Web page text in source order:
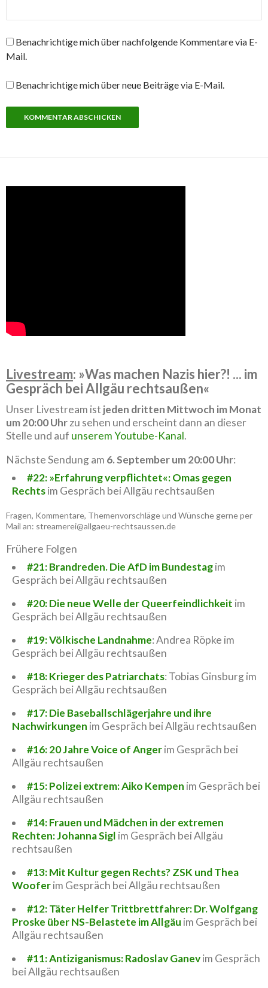
Benachrichtige mich über nachfolgende Kommentare via E-
Mail.
Benachrichtige mich über neue Beiträge via E-Mail.
Livestream: »Was machen Nazis hier?! ... im
Gespräch bei Allgäu rechtsaußen«
Unser Livestream ist jeden dritten Mittwoch im Monat
um 20:00 Uhrzu sehen und erscheint dann an dieser
Stelle und auf unserem Youtube-Kanal.
Nächste Sendung am 6. September um 20:00 Uhr:
#22: »Erfahrung verpflichtet«: Omas gegen
Rechtsim Gespräch bei Allgäu rechtsaußen
Fragen, Kommentare, Themenvorschläge und Wünsche gerne per
Mail an: streamerei@allgaeu-rechtsaussen.de
Frühere Folgen
#21: Brandreden. Die AfD im Bundestagim
Gespräch bei Allgäu rechtsaußen
#20: Die neue Welle der Queerfeindlichkeit im
Gespräch bei Allgäu rechtsaußen
#19: Völkische Landnahme: Andrea Röpke im
Gespräch bei Allgäu rechtsaußen
#18: Krieger des Patriarchats: Tobias Ginsburg im
Gespräch bei Allgäu rechtsaußen
#17: Die Baseballschlägerjahre und ihre
Nachwirkungen im Gespräch bei Allgäu rechtsaußen
#16: 20 Jahre Voice of Angerim Gespräch bei
Allgäu rechtsaußen
#15: Polizei extrem: Aiko Kempen im Gespräch bei
Allgäu rechtsaußen
#14: Frauen und Mädchen in der extremen
Rechten: Johanna Sigl im Gespräch bei Allgäu
rechtsaußen
#13: Mit Kultur gegen Rechts? ZSK und Thea
Wooferim Gespräch bei Allgäu rechtsaußen
#12: Täter Helfer Trittbrettfahrer: Dr. Wolfgang
Proske über NS-Belastete im Allgäu im Gespräch bei
Allgäu rechtsaußen
#11: Antiziganismus: Radoslav Ganevim Gespräch
bei Allgäu rechtsaußen